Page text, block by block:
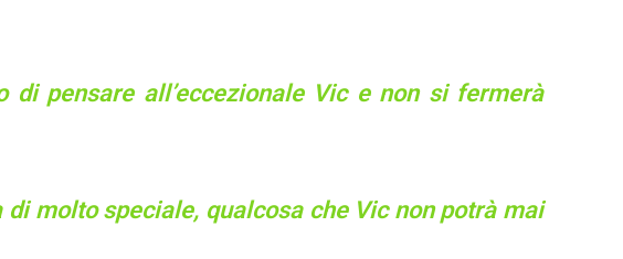
pensare all’eccezionale Vic e non si fermerà
molto speciale, qualcosa che Vic non potrà mai